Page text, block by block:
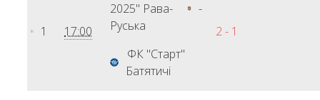
1 17:00
2025" Рава-
Руська
-
ФК "Старт"
Батятичі
2 - 1